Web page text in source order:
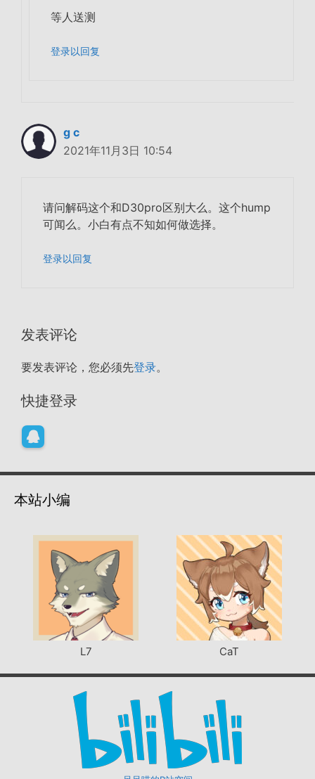
等人送测
登录以回复
g c
2021年11月3日 10:54
请问解码这个和D30pro区别大么。这个hump
可闻么。小白有点不知如何做选择。
登录以回复
发表评论
要发表评论，您必须先登录。
快捷登录
本站小编
L7 CaT